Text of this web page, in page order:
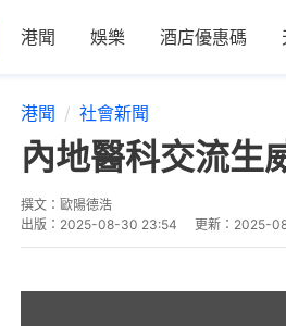
港聞 娛樂 酒店優惠碼
港聞 社會新聞
內地醫科交流
撰文： 歐陽德浩
出版： 2025-08-30 23:54 更新： 2025-